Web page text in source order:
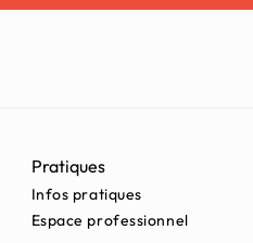
Pratiques
Infos pratiques
Espace professionnel